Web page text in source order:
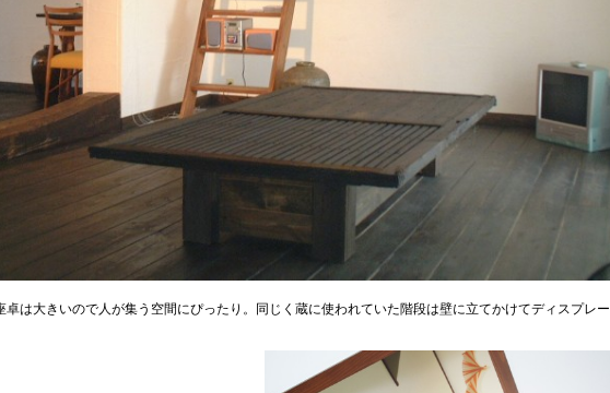
卓は大きいので人が集う空間にぴったり。同じく蔵に使われていた階段は壁に立てかけてディスプレー